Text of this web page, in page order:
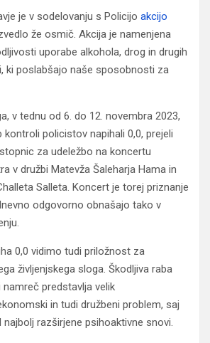
je v sodelovanju s Policijo akcijo
že osmič. Akcija je namenjena
uporabe alkohola, drog in drugih
ki poslabšajo naše sposobnosti za
v tednu od 6. do 12. novembra 2023,
policistov napihali 0,0, prejeli
za udeležbo na koncertu
v družbi Matevža Šaleharja Hama in
Salleta. Koncert je torej priznanje
odgovorno obnašajo tako v
0,0 vidimo tudi priložnost za
življenjskega sloga. Škodljiva raba
namreč predstavlja velik
in tudi družbeni problem, saj
razširjene psihoaktivne snovi.